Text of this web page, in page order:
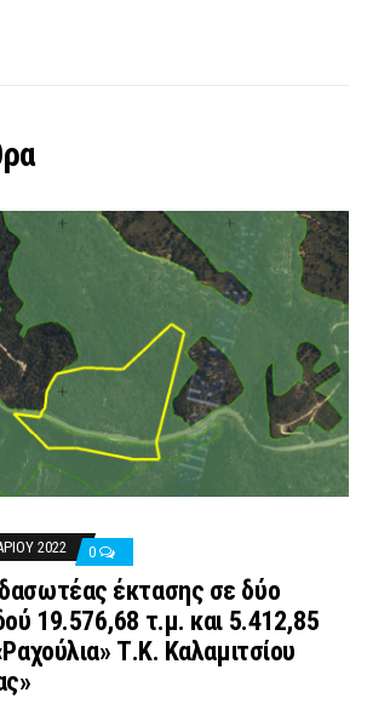
2022 0
έκτασης σε δύο
19.576,68 τ.μ. και 5.412,85
Τ.Κ. Καλαμιτσίου